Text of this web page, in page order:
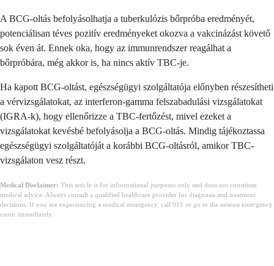
A BCG-oltás befolyásolhatja a tuberkulózis bőrpróba eredményét,
potenciálisan téves pozitív eredményeket okozva a vakcinázást követő
sok éven át. Ennek oka, hogy az immunrendszer reagálhat a
bőrpróbára, még akkor is, ha nincs aktív TBC-je.
Ha kapott BCG-oltást, egészségügyi szolgáltatója előnyben részesítheti
a vérvizsgálatokat, az interferon-gamma felszabadulási vizsgálatokat
(IGRA-k), hogy ellenőrizze a TBC-fertőzést, mivel ezeket a
vizsgálatokat kevésbé befolyásolja a BCG-oltás. Mindig tájékoztassa
egészségügyi szolgáltatóját a korábbi BCG-oltásról, amikor TBC-
vizsgálaton vesz részt.
Medical Disclaimer: This article is for informational purposes only and does not constitute
medical advice. Always consult a qualified healthcare provider for diagnosis and treatment
decisions. If you are experiencing a medical emergency, call 911 or go to the nearest emergency
room immediately.